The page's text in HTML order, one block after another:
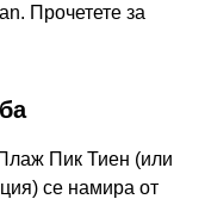
Прочетете за
Пик Тиен (или
се намира от